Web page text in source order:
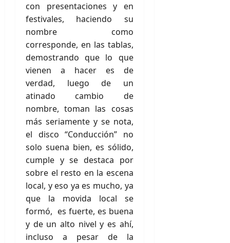
con presentaciones y en
festivales, haciendo su
nombre como
corresponde, en las tablas,
demostrando que lo que
vienen a hacer es de
verdad, luego de un
atinado cambio de
nombre, toman las cosas
más seriamente y se nota,
el disco “Conducción” no
solo suena bien, es sólido,
cumple y se destaca por
sobre el resto en la escena
local, y eso ya es mucho, ya
que la movida local se
formó, es fuerte, es buena
y de un alto nivel y es ahí,
incluso a pesar de la